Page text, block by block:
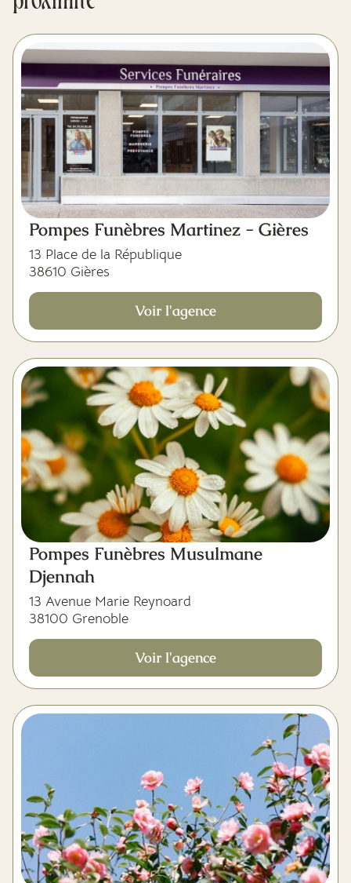
Pompes Funèbres Martinez - Gières
13 Place de la République
38610 Gières
Voir l'agence
Pompes Funèbres Musulmane
Djennah
13 Avenue Marie Reynoard
38100 Grenoble
Voir l'agence